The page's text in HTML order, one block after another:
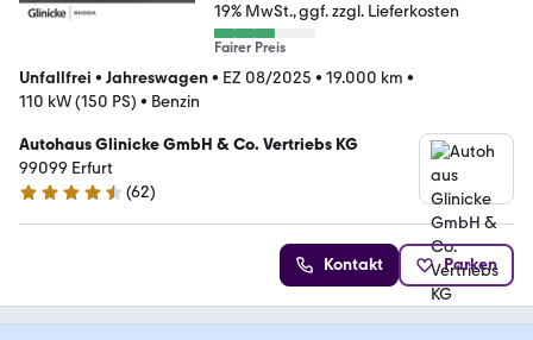
19% MwSt. ggf. zzgl. Lieferkosten
Fairer Preis
Unfallfrei • Jahreswagen• EZ 08/2025 • 19.000 km •
110 kW (150 PS) • Benzin
Autohaus Glinicke GmbH & Co. Vertriebs KG
99099 Erfurt
4.5 Sterne
(62)
Kontakt Parken